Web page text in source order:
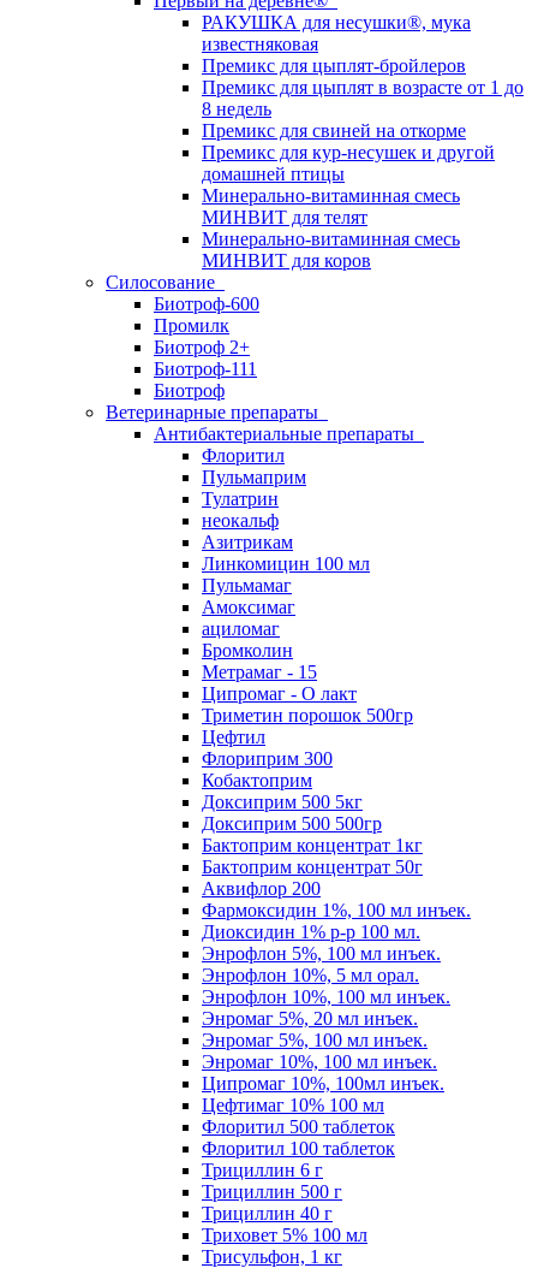
РАКУШКА для несушки®, мука
известняковая
Премикс для цыплят-бройлеров
Премикс для цыплят в возрасте от 1 до
8 недель
Премикс для свиней на откорме
Премикс для кур-несушек и другой
домашней птицы
Минерально-витаминная смесь
МИНВИТ для телят
Минерально-витаминная смесь
МИНВИТ для коров
Силосование
Биотроф-600
Промилк
Биотроф 2+
Биотроф-111
Биотроф
Ветеринарные препараты
Антибактериальные препараты
Флоритил
Пульмаприм
Тулатрин
неокальф
Азитрикам
Линкомицин 100 мл
Пульмамаг
Амоксимаг
ациломаг
Бромколин
Метрамаг - 15
Ципромаг - О лакт
Триметин порошок 500гр
Цефтил
Флориприм 300
Кобактоприм
Доксиприм 500 5кг
Доксиприм 500 500гр
Бактоприм концентрат 1кг
Бактоприм концентрат 50г
Аквифлор 200
Фармоксидин 1%, 100 мл инъек.
Диоксидин 1% р-р 100 мл.
Энрофлон 5%, 100 мл инъек.
Энрофлон 10%, 5 мл орал.
Энрофлон 10%, 100 мл инъек.
Энромаг 5%, 20 мл инъек.
Энромаг 5%, 100 мл инъек.
Энромаг 10%, 100 мл инъек.
Ципромаг 10%, 100мл инъек.
Цефтимаг 10% 100 мл
Флоритил 500 таблеток
Флоритил 100 таблеток
Трициллин 6 г
Трициллин 500 г
Трициллин 40 г
Триховет 5% 100 мл
Трисульфон, 1 кг